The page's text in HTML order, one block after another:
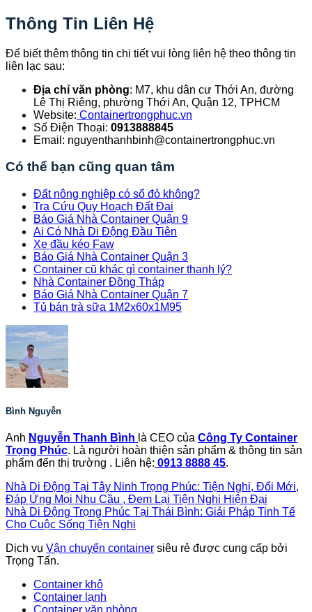
Thông Tin Liên Hệ
Để biết thêm thông tin chi tiết vui lòng liên hệ theo thông tin
liên lạc sau:
Địa chỉ văn phòng: M7, khu dân cư Thới An, đường
Lê Thị Riêng, phường Thới An, Quận 12, TPHCM
Website: Containertrongphuc.vn
Số Điện Thoại: 0913888845
Email: nguyenthanhbinh@containertrongphuc.vn
Có thể bạn cũng quan tâm
Đất nông nghiệp có sổ đỏ không?
Tra Cứu Quy Hoạch Đất Đai
Báo Giá Nhà Container Quận 9
Ai Có Nhà Di Động Đầu Tiên
Xe đầu kéo Faw
Báo Giá Nhà Container Quận 3
Container cũ khác gì container thanh lý?
Nhà Container Đồng Tháp
Báo Giá Nhà Container Quận 7
Tủ bán trà sữa 1M2x60x1M95
Bình Nguyễn
Anh Nguyễn Thanh Bình là CEO của Công Ty Container
Trọng Phúc. Là người hoàn thiện sản phẩm & thông tin sản
phẩm đến thị trường . Liên hệ: 0913 8888 45.
Nhà Di Động Tại Tây Ninh Trọng Phúc: Tiện Nghi, Đổi Mới,
Đáp Ứng Mọi Nhu Cầu , Đem Lại Tiện Nghi Hiện Đại
Nhà Di Động Trọng Phúc Tại Thái Bình: Giải Pháp Tinh Tế
Cho Cuộc Sống Tiện Nghi
Dịch vụ Vận chuyển container siêu rẻ được cung cấp bởi
Trọng Tấn.
Container khô
Container lạnh